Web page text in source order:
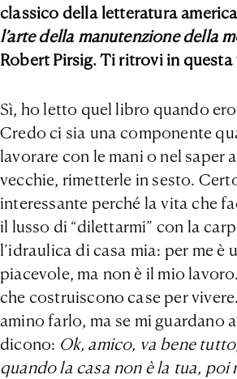
classico della letteratura
l’arte della manutenzione della
Robert Pirsig. Ti ritrovi in questa
Sì, ho letto quel libro quando
Credo ci sia una componente
lavorare con le mani o nel saper
vecchie, rimetterle in sesto.
interessante perché la vita che
il lusso di “dilettarmi” con la
l’idraulica di casa mia: per me è
piacevole, ma non è il mio
che costruiscono case per
amino farlo, ma se mi guardano
dicono: Ok, amico, va bene
quando la casa non è la tua, poi